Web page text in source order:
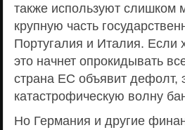
также используют слишком
крупную часть
Португалия и Италия. Если
это начнет опрокидывать
страна ЕС объявит дефолт,
катастрофическую волну
Но Германия и другие